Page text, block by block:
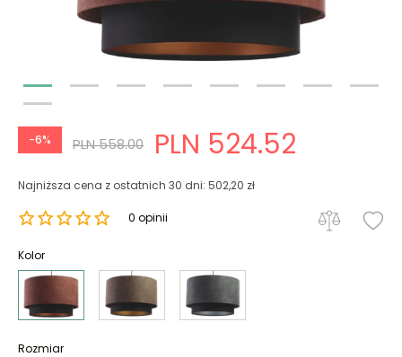
-6% PLN 558.00 PLN 524.52
Najniższa cena z ostatnich 30 dni: 502,20 zł
0 opinii
Kolor
Rozmiar